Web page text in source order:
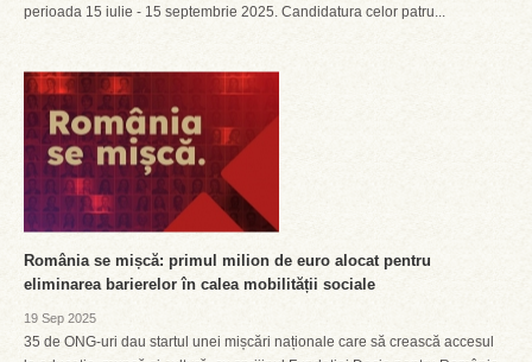
perioada 15 iulie - 15 septembrie 2025. Candidatura celor patru...
România se mișcă: primul milion de euro alocat pentru
eliminarea barierelor în calea mobilității sociale
19 Sep 2025
35 de ONG-uri dau startul unei mișcări naționale care să crească accesul